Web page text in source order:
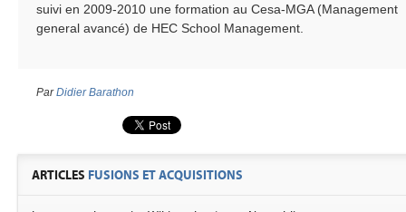
suivi en 2009-2010 une formation au Cesa-MGA (Management
general avancé) de HEC School Management.
ParDidier Barathon
ARTICLES FUSIONS ET ACQUISITIONS